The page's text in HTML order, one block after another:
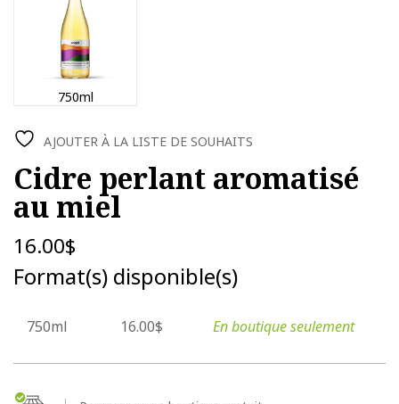
750ml
AJOUTER À LA LISTE DE SOUHAITS
Cidre perlant aromatisé
au miel
16.00$
Format(s) disponible(s)
750ml 16.00$ En boutique seulement